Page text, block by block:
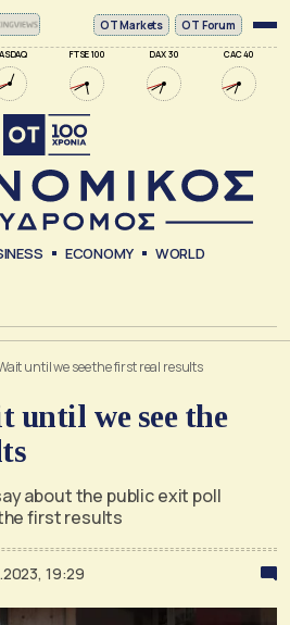
FTSE 100 DAX 30 CAC 40
ΟΤ Markets OT Forum
ECONOMY WORLD
until we see the first real results
until we see the
about the public exit poll
first results
19:29